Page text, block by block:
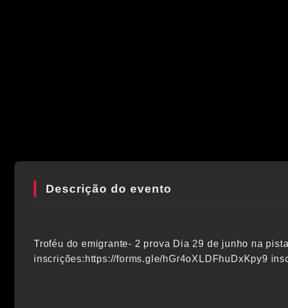
Descrição do evento
Troféu do emigrante- 2 prova Dia 29 de junho na
inscrições:https://forms.gle/hGr4oXLDFhuDxKpy9